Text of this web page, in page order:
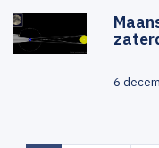
6